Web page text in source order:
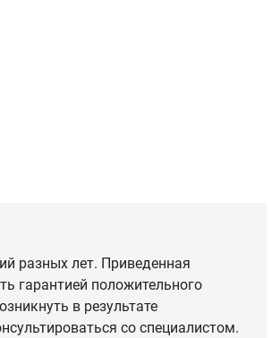
разных лет. Приведенная
гарантией положительного
в результате
со специалистом.